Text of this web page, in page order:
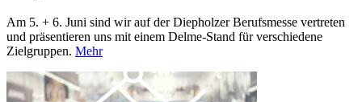
Am 5. + 6. Juni sind wir auf der Diepholzer Berufsmesse vertreten
und präsentieren uns mit einem Delme-Stand für verschiedene
Zielgruppen. Mehr